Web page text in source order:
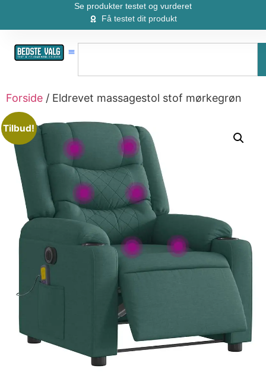
Se produkter testet og vurderet
Få testet dit produkt
Forside / Eldrevet massagestol stof mørkegrøn
Tilbud!